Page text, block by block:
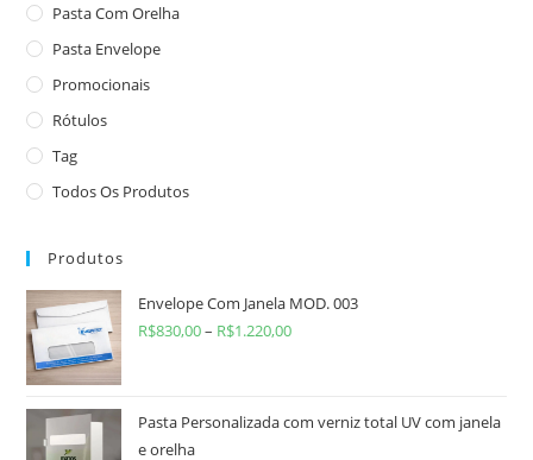
Pasta Com Orelha
Pasta Envelope
Promocionais
Rótulos
Tag
Todos Os Produtos
Produtos
Envelope Com Janela MOD. 003
R$830,00– R$1.220,00
Pasta Personalizada com verniz total UV com janela
e orelha